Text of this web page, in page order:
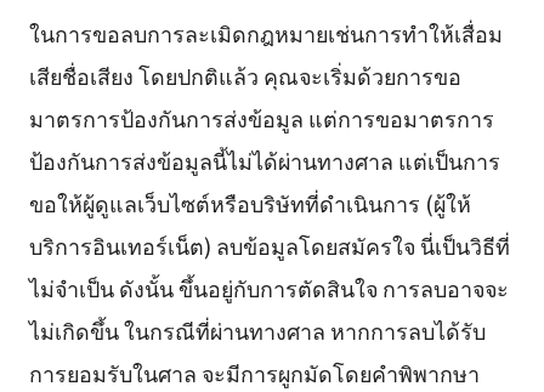
ในการขอลบการละเมิดกฎหมายเช่นการทำให้เสื่อม
เสียชื่อเสียง โดยปกติแล้ว คุณจะเริ่มด้วยการขอ
มาตรการป้องกันการส่งข้อมูล แต่การขอมาตรการ
ป้องกันการส่งข้อมูลนี้ไม่ได้ผ่านทางศาล แต่เป็นการ
ขอให้ผู้ดูแลเว็บไซต์หรือบริษัทที่ดำเนินการ (ผู้ให้
บริการอินเทอร์เน็ต) ลบข้อมูลโดยสมัครใจ นี่เป็นวิธีที่
ไม่จำเป็น ดังนั้น ขึ้นอยู่กับการตัดสินใจ การลบอาจจะ
ไม่เกิดขึ้น ในกรณีที่ผ่านทางศาล หากการลบได้รับ
การยอมรับในศาล จะมีการผูกมัดโดยคำพิพากษา